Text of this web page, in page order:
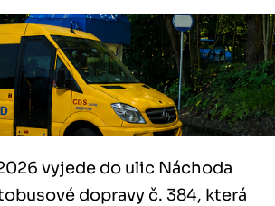
vyjede do ulic Náchoda
dopravy č. 384, která